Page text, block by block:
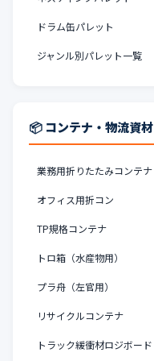
ドラム缶パレット
ジャンル別パレット一覧
📦 コンテナ・物流資材
業務用折りたたみコンテナ
オフィス用折コン
TP規格コンテナ
トロ箱（水産物用）
プラ舟（左官用）
リサイクルコンテナ
トラック緩衝材ロジボード